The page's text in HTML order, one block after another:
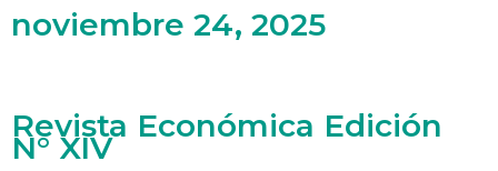
noviembre 24, 2025
Revista Económica Edición
N° XIV